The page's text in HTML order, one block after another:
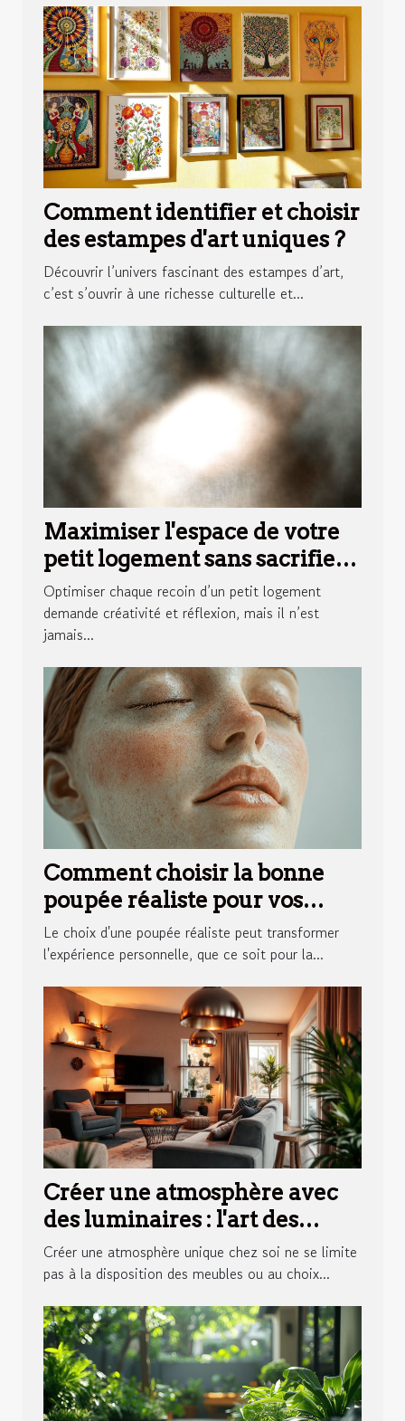
Comment identifier et choisir
des estampes d'art uniques ?
Découvrir l’univers fascinant des estampes d’art,
c’est s’ouvrir à une richesse culturelle et...
Maximiser l'espace de votre
petit logement sans sacrifier
le style
Optimiser chaque recoin d’un petit logement
demande créativité et réflexion, mais il n’est
jamais...
Comment choisir la bonne
poupée réaliste pour vos
besoins personnels ?
Le choix d'une poupée réaliste peut transformer
l'expérience personnelle, que ce soit pour la...
Créer une atmosphère avec
des luminaires : l'art des
appliques murales
Créer une atmosphère unique chez soi ne se limite
pas à la disposition des meubles ou au choix...